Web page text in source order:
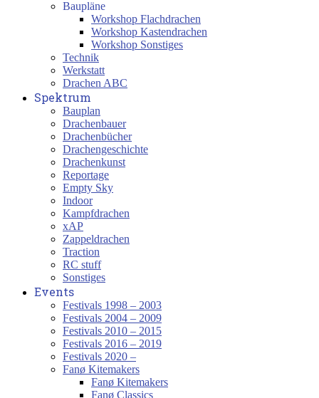
Baupläne
Workshop Flachdrachen
Workshop Kastendrachen
Workshop Sonstiges
Technik
Werkstatt
Drachen ABC
Spektrum
Bauplan
Drachenbauer
Drachenbücher
Drachengeschichte
Drachenkunst
Reportage
Empty Sky
Indoor
Kampfdrachen
xAP
Zappeldrachen
Traction
RC stuff
Sonstiges
Events
Festivals 1998 – 2003
Festivals 2004 – 2009
Festivals 2010 – 2015
Festivals 2016 – 2019
Festivals 2020 –
Fanø Kitemakers
Fanø Kitemakers
Fanø Classics